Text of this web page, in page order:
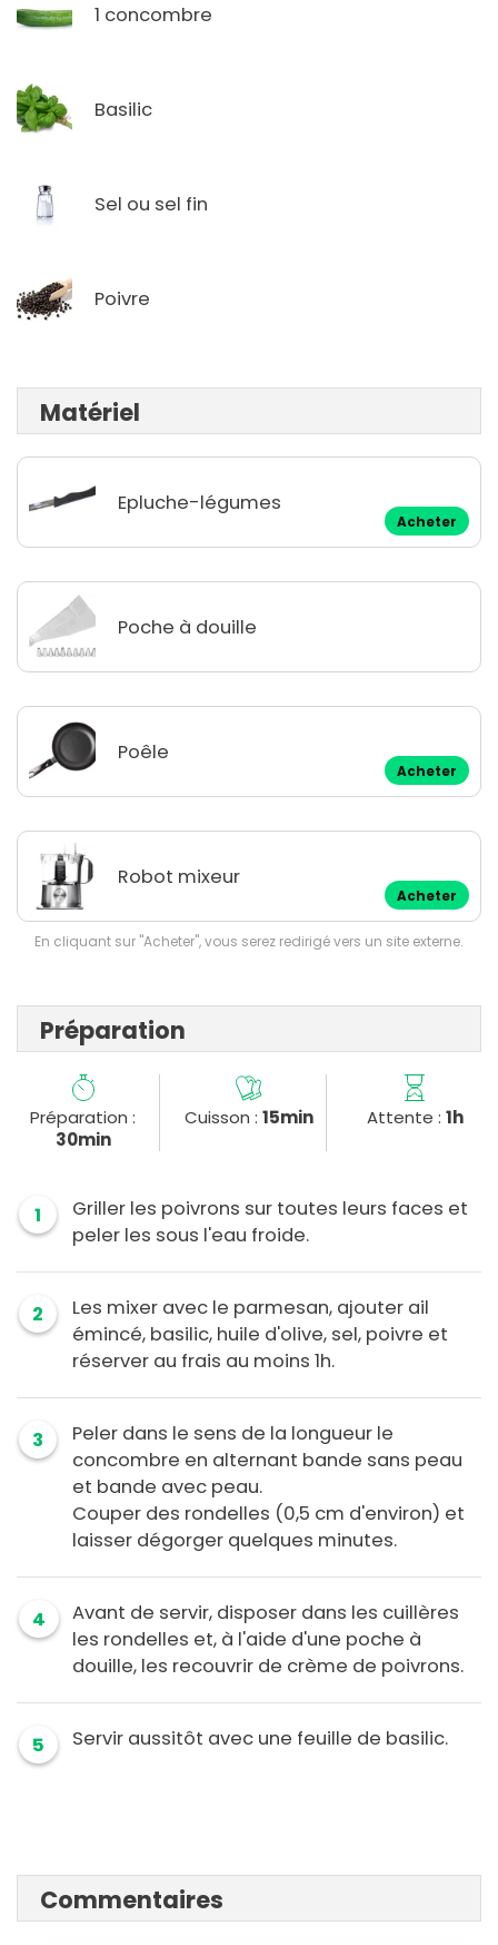
1 concombre
Basilic
Sel ou sel fin
Poivre
Matériel
Epluche-légumes
Acheter
Poche à douille
Poêle
Acheter
Robot mixeur
Acheter
En cliquant sur "Acheter", vous serez redirigé vers un site externe.
Préparation
Préparation :
30min
Cuisson : 15min Attente : 1h
1
Griller les poivrons sur toutes leurs faces et
peler les sous l'eau froide.
2
Les mixer avec le parmesan, ajouter ail
émincé, basilic, huile d'olive, sel, poivre et
réserver au frais au moins 1h.
3
Peler dans le sens de la longueur le
concombre en alternant bande sans peau
et bande avec peau.
Couper des rondelles (0,5 cm d'environ) et
laisser dégorger quelques minutes.
4
Avant de servir, disposer dans les cuillères
les rondelles et, à l'aide d'une poche à
douille, les recouvrir de crème de poivrons.
5 Servir aussitôt avec une feuille de basilic.
Commentaires